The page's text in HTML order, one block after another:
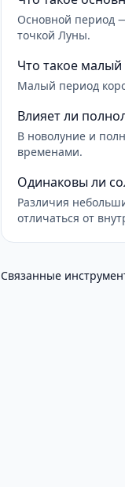
Основной период
точкой Луны.
Что такое
Малый период
Влияет ли
В новолуние и
временами.
Одинаковы ли
Различия
отличаться от
Связанные